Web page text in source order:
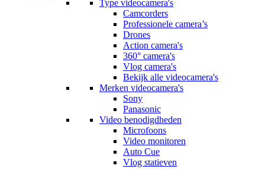
Type videocamera's
Camcorders
Professionele camera’s
Drones
Action camera's
360° camera's
Vlog camera's
Bekijk alle videocamera's
Merken videocamera's
Sony
Panasonic
Video benodigdheden
Microfoons
Video monitoren
Auto Cue
Vlog statieven